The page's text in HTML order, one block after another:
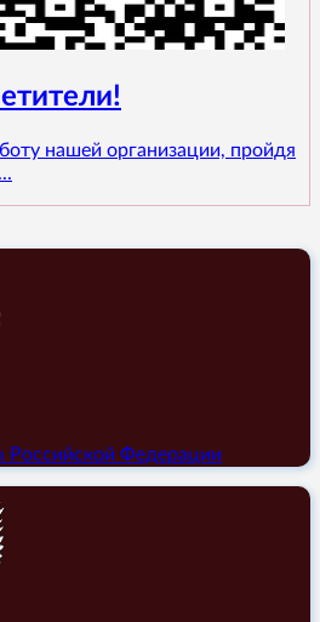
нашей организации, пройдя
Российской Федерации